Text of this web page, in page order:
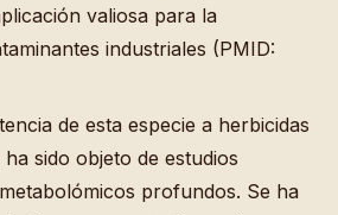
valiosa para la
industriales (PMID:
de esta especie a herbicidas
sido objeto de estudios
profundos. Se ha